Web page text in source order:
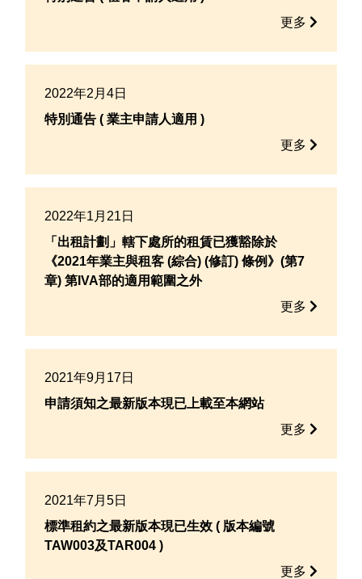
更多
2022年2月4日
特別通告 ( 業主申請人適用 )
更多
2022年1月21日
「出租計劃」轄下處所的租賃已獲豁除於
《2021年業主與租客 (綜合) (修訂) 條例》(第7
章) 第IVA部的適用範圍之外
更多
2021年9月17日
申請須知之最新版本現已上載至本網站
更多
2021年7月5日
標準租約之最新版本現已生效 ( 版本編號
TAW003及TAR004 )
更多